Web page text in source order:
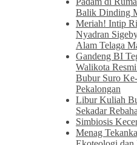
Balik Dinding
Meriah! Intip
Nyadran
Alam Telaga
Gandeng BI
Walikota
Bubur Suro
Pekalongan
Libur Kuliah
Sekadar
Simbiosis
Menag